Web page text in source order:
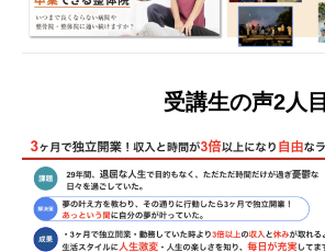
受講生の声2人目